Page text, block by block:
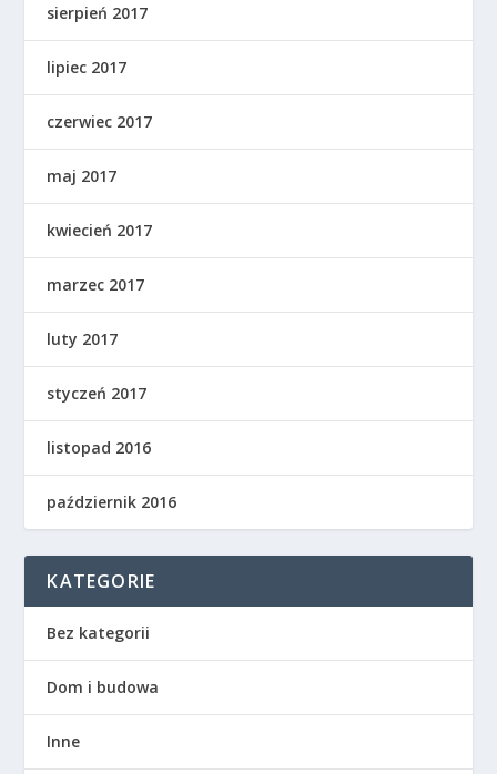
sierpień 2017
lipiec 2017
czerwiec 2017
maj 2017
kwiecień 2017
marzec 2017
luty 2017
styczeń 2017
listopad 2016
październik 2016
KATEGORIE
Bez kategorii
Dom i budowa
Inne